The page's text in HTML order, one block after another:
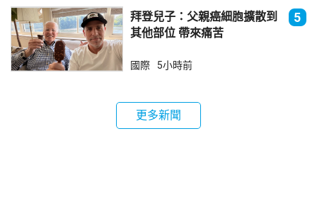
拜登兒子：父親癌細胞擴散到
其他部位 帶來痛苦
5
國際 5小時前
更多新聞